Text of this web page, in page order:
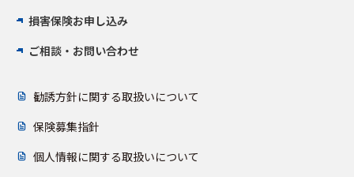
損害保険お申し込み
ご相談・お問い合わせ
勧誘方針に関する取扱いについて
保険募集指針
個人情報に関する取扱いについて